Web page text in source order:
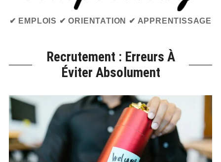
✔ EMPLOIS ✔ ORIENTATION ✔ APPRENTISSAGE
Recrutement : Erreurs À
Éviter Absolument